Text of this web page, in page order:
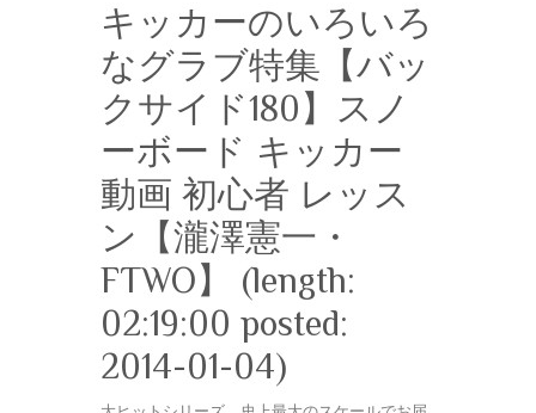
キッカーのいろいろ
なグラブ特集【バッ
クサイド180】スノ
ーボード キッカー
動画 初心者 レッス
ン【瀧澤憲一・
FTWO】 (length:
02:19:00 posted:
2014-01-04)